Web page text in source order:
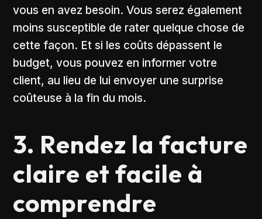
vous en avez besoin. Vous serez également
moins susceptible de rater quelque chose de
cette façon. Et si les coûts dépassent le
budget, vous pouvez en informer votre
client, au lieu de lui envoyer une surprise
coûteuse à la fin du mois.
3. Rendez la facture
claire et facile à
comprendre